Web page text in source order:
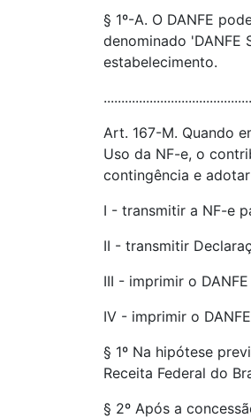
§ 1º-A. O DANFE
denominado 'DANFE
estabelecimento.
Art. 167-M. Quando
Uso da NF-e, o
contingência e
I - transmitir a NF-e
II - transmitir
III - imprimir o
IV - imprimir o
§ 1º Na hipótese
Receita Federal do
§ 2º Após a